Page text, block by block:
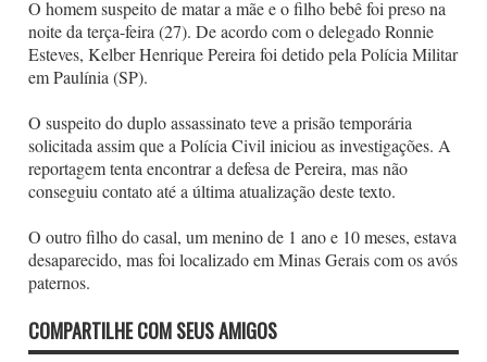
O homem suspeito de matar a mãe e o filho bebê foi preso na
noite da terça-feira (27). De acordo com o delegado Ronnie
Esteves, Kelber Henrique Pereira foi detido pela Polícia Militar
em Paulínia (SP).
O suspeito do duplo assassinato teve a prisão temporária
solicitada assim que a Polícia Civil iniciou as investigações. A
reportagem tenta encontrar a defesa de Pereira, mas não
conseguiu contato até a última atualização deste texto.
O outro filho do casal, um menino de 1 ano e 10 meses, estava
desaparecido, mas foi localizado em Minas Gerais com os avós
paternos.
COMPARTILHE COM SEUS AMIGOS